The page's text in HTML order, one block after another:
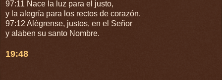
97:11 Nace la luz para el justo,
y la alegría para los rectos de corazón.
97:12 Alégrense, justos, en el Señor
y alaben su santo Nombre.
19:48